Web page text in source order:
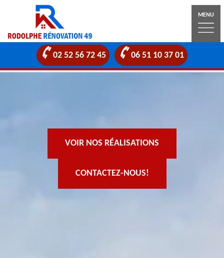
MENU
02 52 56 72 45 06 51 10 37 01
VOIR NOS RÉALISATIONS
CONTACTEZ-NOUS!